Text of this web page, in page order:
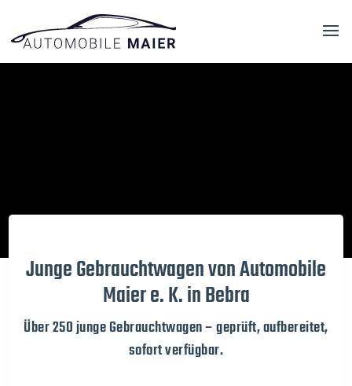
Junge Gebrauchtwagen von Automobile
Maier e. K. in Bebra
Über 250 junge Gebrauchtwagen – geprüft, aufbereitet,
sofort verfügbar.